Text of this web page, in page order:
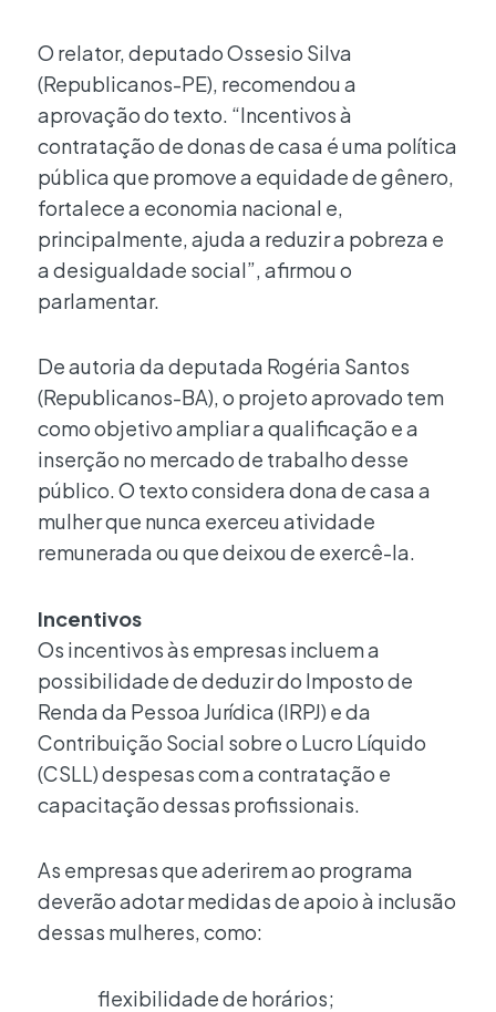
O relator, deputado Ossesio Silva
(Republicanos-PE), recomendou a
aprovação do texto. “Incentivos à
contratação de donas de casa é uma política
pública que promove a equidade de gênero,
fortalece a economia nacional e,
principalmente, ajuda a reduzir a pobreza e
a desigualdade social”, afirmou o
parlamentar.
De autoria da deputada Rogéria Santos
(Republicanos-BA), o projeto aprovado tem
como objetivo ampliar a qualificação e a
inserção no mercado de trabalho desse
público. O texto considera dona de casa a
mulher que nunca exerceu atividade
remunerada ou que deixou de exercê-la.
Incentivos
Os incentivos às empresas incluem a
possibilidade de deduzir do Imposto de
Renda da Pessoa Jurídica (IRPJ) e da
Contribuição Social sobre o Lucro Líquido
(CSLL) despesas com a contratação e
capacitação dessas profissionais.
As empresas que aderirem ao programa
deverão adotar medidas de apoio à inclusão
dessas mulheres, como:
flexibilidade de horários;